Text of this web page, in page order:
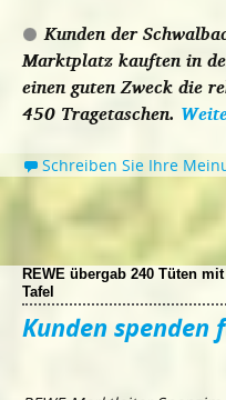
Kunden der
Marktplatz kauften in
einen guten Zweck die
450 Tragetaschen.
Schreiben Sie Ihre
REWE übergab 240 Tüten
Tafel
Kunden spenden